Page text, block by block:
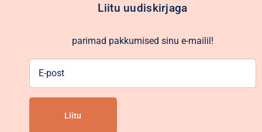
Liitu uudiskirjaga
parimad pakkumised sinu e-mailil!